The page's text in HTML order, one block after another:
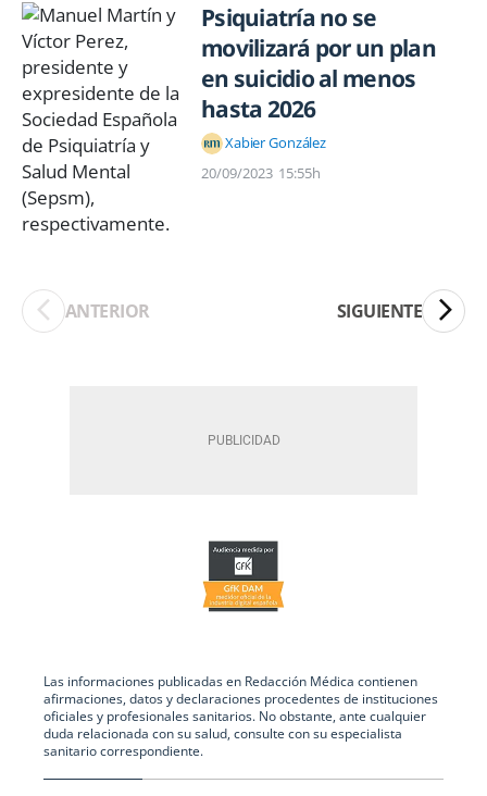
Psiquiatría no se
movilizará por un plan
en suicidio al menos
hasta 2026
Xabier González
20/09/2023 15:55h
ANTERIOR SIGUIENTE
Las informaciones publicadas en Redacción Médica contienen
afirmaciones, datos y declaraciones procedentes de instituciones
oficiales y profesionales sanitarios. No obstante, ante cualquier
duda relacionada con su salud, consulte con su especialista
sanitario correspondiente.